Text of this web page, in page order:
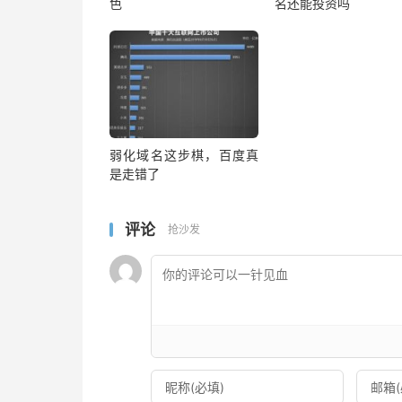
色 名还能投资吗
弱化域名这步棋，百度真
是走错了
评论 抢沙发